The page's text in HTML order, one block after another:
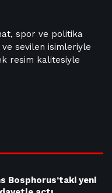
spor ve politika
ve sevilen isimleriyle
resim kalitesiyle
Bosphorus’taki yeni